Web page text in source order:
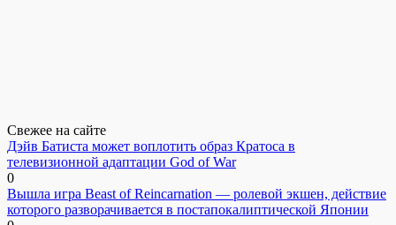
Свежее на сайте
Дэйв Батиста может воплотить образ Кратоса в
телевизионной адаптации God of War
0
Вышла игра Beast of Reincarnation — ролевой экшен, действие
которого разворачивается в постапокалиптической Японии